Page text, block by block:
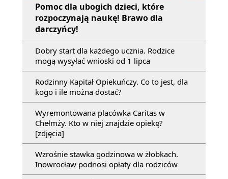
Pomoc dla ubogich dzieci, które
rozpoczynają naukę! Brawo dla
darczyńcy!
Dobry start dla każdego ucznia. Rodzice
mogą wysyłać wnioski od 1 lipca
Rodzinny Kapitał Opiekuńczy. Co to jest, dla
kogo i ile można dostać?
Wyremontowana placówka Caritas w
Chełmży. Kto w niej znajdzie opiekę?
[zdjęcia]
Wzrośnie stawka godzinowa w żłobkach.
Inowrocław podnosi opłaty dla rodziców